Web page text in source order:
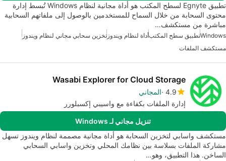
تطبيق Egnyte لسطح المكتب هو أداة مجانية لنظام Windows تُبسط إدارة
محتوى السحابة من خلال السماح للمستخدمين بالوصول إلى ملفاتهم السحابية
مباشرة من مستكشف…
Windowsتطبيق سطح المكتبأداة لنظام ويندوز تخزين سحابي مجاني لنظام ويندوز
مستكشف الملفات
Wasabi Explorer for Cloud Storage
4.9 المجاني
إدارة الملفات بكفاءة مع واسيبي إكسبلورر
تنزيل مجاني لـ Windows
مستكشف واسابي لتخزين السحابة هو أداة مجانية مصممة لنظام ويندوز تسهل
مشاركة الملفات بسلاسة بين نظامك المحلي وتخزين واسابي السحابي
الساخن. هذا التطبيق، وهو…